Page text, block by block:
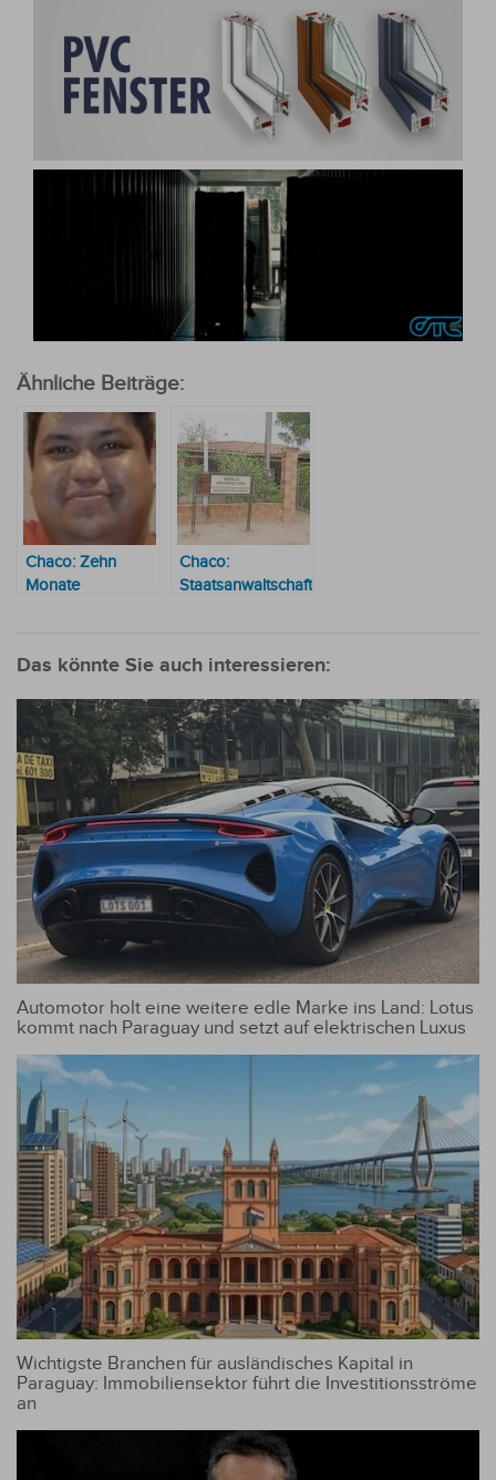
Ähnliche Beiträge:
Chaco: Zehn
Monate
Chaco:
Staatsanwaltschaft
sexueller
Das könnte Sie auch interessieren:
Automotor holt eine weitere edle Marke ins Land: Lotus
kommt nach Paraguay und setzt auf elektrischen Luxus
Wichtigste Branchen für ausländisches Kapital in
Paraguay: Immobiliensektor führt die Investitionsströme
an